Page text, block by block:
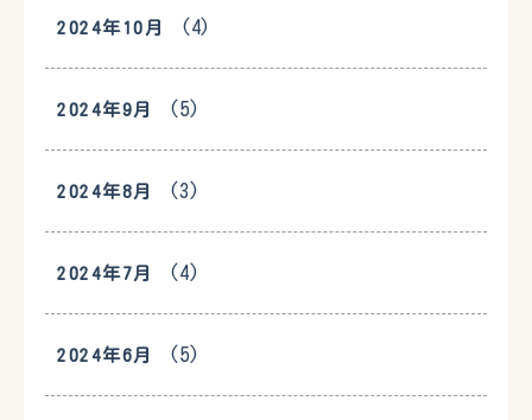
2024年10月 (4)
2024年9月 (5)
2024年8月 (3)
2024年7月 (4)
2024年6月 (5)